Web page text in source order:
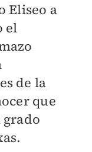
Eliseo a
el
de la
que
grado